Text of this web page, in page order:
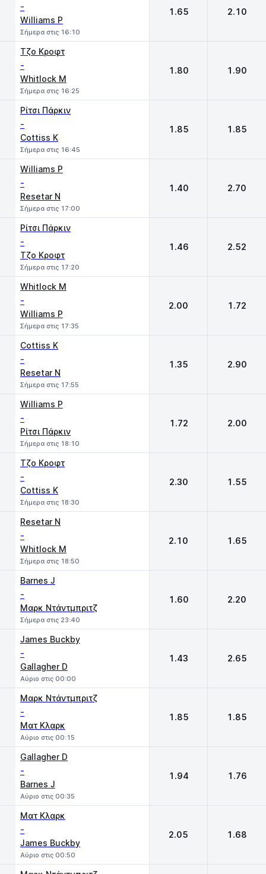
-
Williams P
Σήμερα στις 16:10
1.65 2.10
Τζο Κροφτ
-
Whitlock M
Σήμερα στις 16:25
1.80 1.90
Ρίτσι Πάρκιν
-
Cottiss K
Σήμερα στις 16:45
1.85 1.85
Williams P
-
Resetar N
Σήμερα στις 17:00
1.40 2.70
Ρίτσι Πάρκιν
-
Τζο Κροφτ
Σήμερα στις 17:20
1.46 2.52
Whitlock M
-
Williams P
Σήμερα στις 17:35
2.00 1.72
Cottiss K
-
Resetar N
Σήμερα στις 17:55
1.35 2.90
Williams P
-
Ρίτσι Πάρκιν
Σήμερα στις 18:10
1.72 2.00
Τζο Κροφτ
-
Cottiss K
Σήμερα στις 18:30
2.30 1.55
Resetar N
-
Whitlock M
Σήμερα στις 18:50
2.10 1.65
Barnes J
-
Μαρκ Ντάντμπριτζ
Σήμερα στις 23:40
1.60 2.20
James Buckby
-
Gallagher D
Αύριο στις 00:00
1.43 2.65
Μαρκ Ντάντμπριτζ
-
Ματ Κλαρκ
Αύριο στις 00:15
1.85 1.85
Gallagher D
-
Barnes J
Αύριο στις 00:35
1.94 1.76
Ματ Κλαρκ
-
James Buckby
Αύριο στις 00:50
2.05 1.68